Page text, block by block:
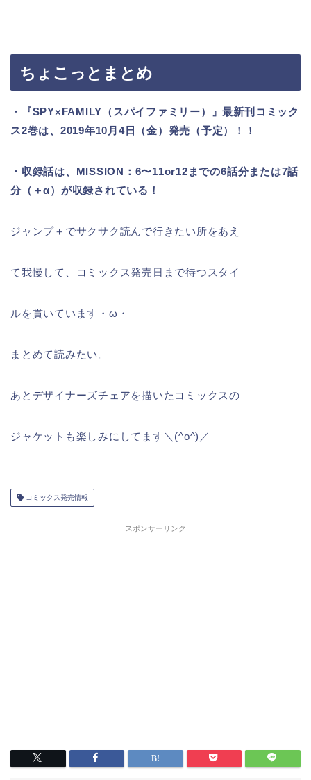
ちょこっとまとめ
・『SPY×FAMILY（スパイファミリー）』最新刊コミック
ス2巻は、2019年10月4日（金）発売（予定）！！
・収録話は、MISSION：6〜11or12までの6話分または7話
分（＋α）が収録されている！
ジャンプ＋でサクサク読んで行きたい所をあえ
て我慢して、コミックス発売日まで待つスタイ
ルを貫いています・ω・
まとめて読みたい。
あとデザイナーズチェアを描いたコミックスの
ジャケットも楽しみにしてます＼(^o^)／
コミックス発売情報
スポンサーリンク